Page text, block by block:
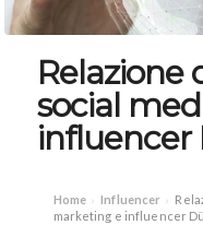
Relazione
social
influencer
Home › Influencer ›
marketing e influencer